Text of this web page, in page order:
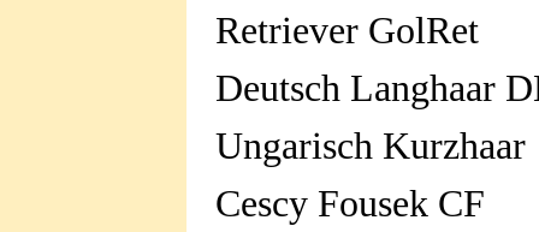
Retriever
Deutsch
Ungarisch
Cescy